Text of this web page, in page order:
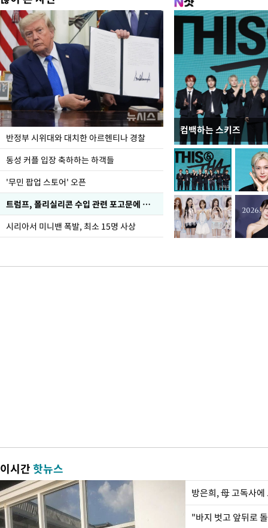
반정부 시위대와 대치한 아르헨티나 경찰
동성 커플 입장 축하하는 하객들
'무민 팝업 스토어' 오픈
트럼프, 폴리실리콘 수입 관련 포고문에 서명
시리아서 미니밴 폭발, 최소 15명 사상
컴백하는 스키즈
폭염으로 멈춘 프로
이시간핫뉴스
방은희, 母 고독사